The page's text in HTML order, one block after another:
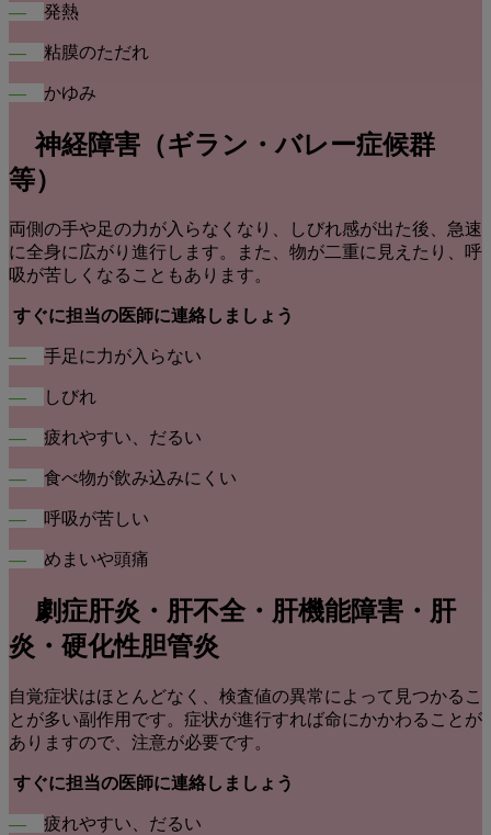
― 発熱
― 粘膜のただれ
― かゆみ
神経障害（ギラン・バレー症候群
等）
両側の手や足の力が入らなくなり、しびれ感が出た後、急速
に全身に広がり進行します。また、物が二重に見えたり、呼
吸が苦しくなることもあります。
すぐに担当の医師に連絡しましょう
― 手足に力が入らない
― しびれ
― 疲れやすい、だるい
― 食べ物が飲み込みにくい
― 呼吸が苦しい
― めまいや頭痛
劇症肝炎・肝不全・肝機能障害・肝
炎・硬化性胆管炎
自覚症状はほとんどなく、検査値の異常によって見つかるこ
とが多い副作用です。症状が進行すれば命にかかわることが
ありますので、注意が必要です。
すぐに担当の医師に連絡しましょう
― 疲れやすい、だるい